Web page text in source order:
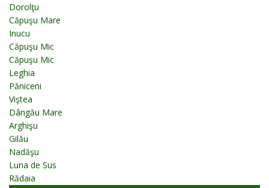
Dorolţu
Căpuşu Mare
Inucu
Căpuşu Mic
Căpuşu Mic
Leghia
Păniceni
Viştea
Dângău Mare
Arghişu
Gilău
Nadăşu
Luna de Sus
Rădaia